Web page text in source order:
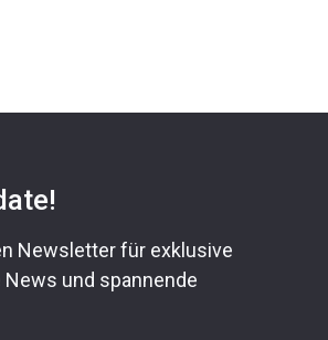
Newsletter für exklusive
News und spannende